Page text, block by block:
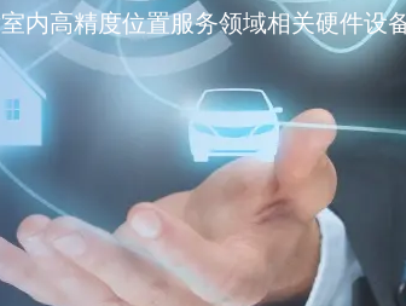
内高精度位置服务领域相关硬件设